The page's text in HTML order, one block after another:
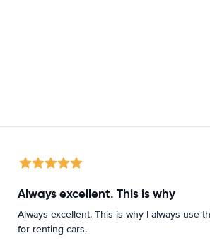
Always excellent. This is why
Always excellent. This is why I always use
for renting cars.